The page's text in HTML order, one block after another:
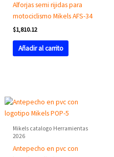
Alforjas semi rijidas para
motociclismo Mikels AFS-34
$1,810.12
Añadir al carrito
Mikels catalogo Herramientas
2026
Antepecho en pvc con